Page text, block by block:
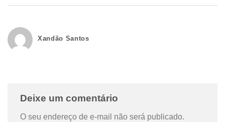
Xandão Santos
Deixe um comentário
O seu endereço de e-mail não será publicado.